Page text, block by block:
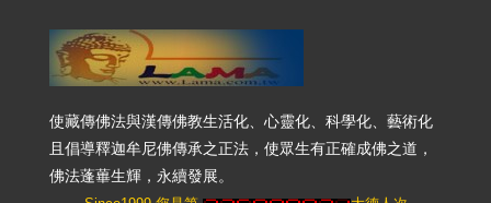
使藏傳佛法與漢傳佛教生活化、心靈化、科學化、藝術化
且倡導釋迦牟尼佛傳承之正法，使眾生有正確成佛之道，
佛法蓬蓽生輝，永續發展。